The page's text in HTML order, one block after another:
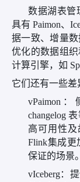
数据湖表管
具有 Paimon、
据一致、增量
优化的数据组
计算引擎，如
它们还有一些差
vPaimon
changelog
高可用性及
Flink集成更
保证的场景。
vIceberg：